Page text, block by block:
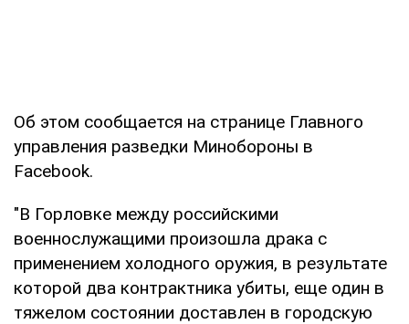
Об этом сообщается на странице Главного
управления разведки Минобороны в
Facebook.
"В Горловке между российскими
военнослужащими произошла драка с
применением холодного оружия, в результате
которой два контрактника убиты, еще один в
тяжелом состоянии доставлен в городскую